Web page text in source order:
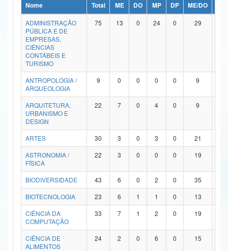
Ministério da Ciência, Tecnologia, Inovações e Comunicações
Ministério do Meio Ambiente
Ministério do Turismo
Ministério do Desenvolvimento Regional
Controladoria-Geral da União
Ministério da Mulher, da Família e dos Direitos Humanos
Secretaria de Governo
Advocacia-Geral da União
Banco Central do Brasil
Nome Total ME DO MP DP ME/DO
ADMINISTRAÇÃO
PÚBLICA E DE
EMPRESAS,
CIÊNCIAS
CONTÁBEIS E
TURISMO
75 13 0 24 0 29
ANTROPOLOGIA /
ARQUEOLOGIA
9 0 0 0 0 9
ARQUITETURA,
URBANISMO E
DESIGN
22 7 0 4 0 9
ARTES 30 3 0 3 0 21
ASTRONOMIA /
FÍSICA
22 3 0 0 0 19
BIODIVERSIDADE 43 6 0 2 0 35
BIOTECNOLOGIA
23 6 1 1 0 13
CIÊNCIA DA
COMPUTAÇÃO
33 7 1 2 0 19
CIÊNCIA DE
ALIMENTOS
24 2 0 6 0 15